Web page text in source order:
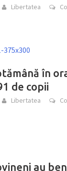
Libertatea
în
de copii
Libertatea
au